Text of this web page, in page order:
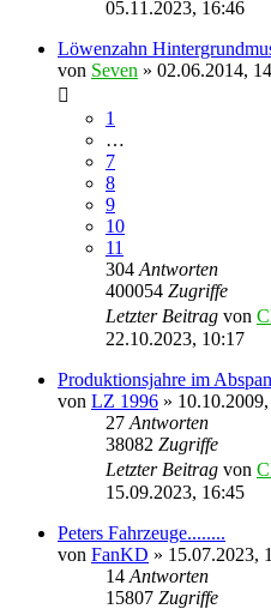
05.11.2023, 16:46
Löwenzahn
von Seven » 02.06.2014,
1
…
7
8
9
10
11
304 Antworten
400054 Zugriffe
Letzter Beitrag von
22.10.2023, 10:17
Produktionsjahre im
von LZ 1996 »
27 Antworten
38082 Zugriffe
Letzter Beitrag von
15.09.2023, 16:45
Peters Fahrzeuge........
von FanKD » 15.07.2023,
14 Antworten
15807 Zugriffe